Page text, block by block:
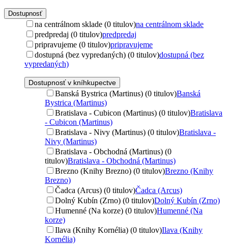
Dostupnosť
na centrálnom sklade (0 titulov)na centrálnom sklade
predpredaj (0 titulov)predpredaj
pripravujeme (0 titulov)pripravujeme
dostupná (bez vypredaných) (0 titulov)dostupná (bez
vypredaných)
Dostupnosť v kníhkupectve
Banská Bystrica (Martinus) (0 titulov)Banská
Bystrica (Martinus)
Bratislava - Cubicon (Martinus) (0 titulov)Bratislava
- Cubicon (Martinus)
Bratislava - Nivy (Martinus) (0 titulov)Bratislava -
Nivy (Martinus)
Bratislava - Obchodná (Martinus) (0
titulov)Bratislava - Obchodná (Martinus)
Brezno (Knihy Brezno) (0 titulov)Brezno (Knihy
Brezno)
Čadca (Arcus) (0 titulov)Čadca (Arcus)
Dolný Kubín (Zrno) (0 titulov)Dolný Kubín (Zrno)
Humenné (Na korze) (0 titulov)Humenné (Na
korze)
Ilava (Knihy Kornélia) (0 titulov)Ilava (Knihy
Kornélia)